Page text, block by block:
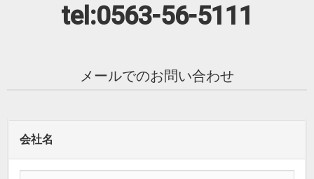
tel:0563-56-5111
メールでのお問い合わせ
会社名